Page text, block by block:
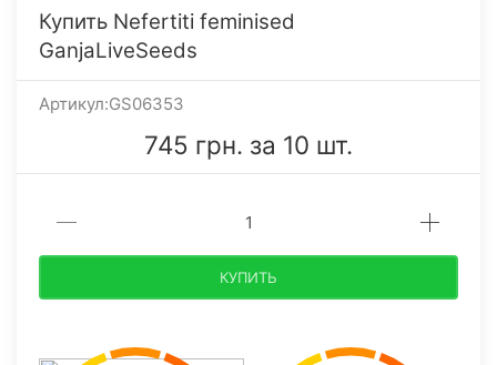
Купить Nefertiti feminised
GanjaLiveSeeds
Артикул:GS06353
745 грн. за 10 шт.
КУПИТЬ